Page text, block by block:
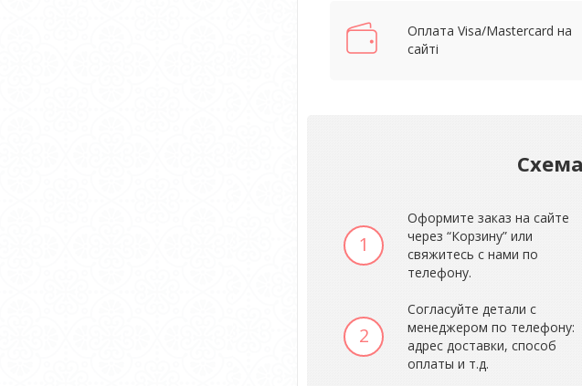
Оплата Visa/Mastercard на
сайті
1
Оформите заказ на сайте
через “Корзину” или
свяжитесь с нами по
телефону.
2
Согласуйте детали с
менеджером по телефону:
адрес доставки, способ
оплаты и т.д.